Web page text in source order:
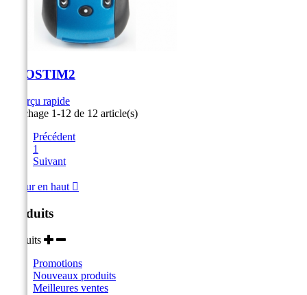
UROSTIM2
Aperçu rapide
Affichage 1-12 de 12 article(s)
Précédent
1
Suivant
Retour en haut 
Produits
Produits
Promotions
Nouveaux produits
Meilleures ventes